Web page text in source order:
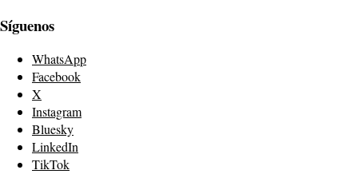
Síguenos
WhatsApp
Facebook
X
Instagram
Bluesky
LinkedIn
TikTok